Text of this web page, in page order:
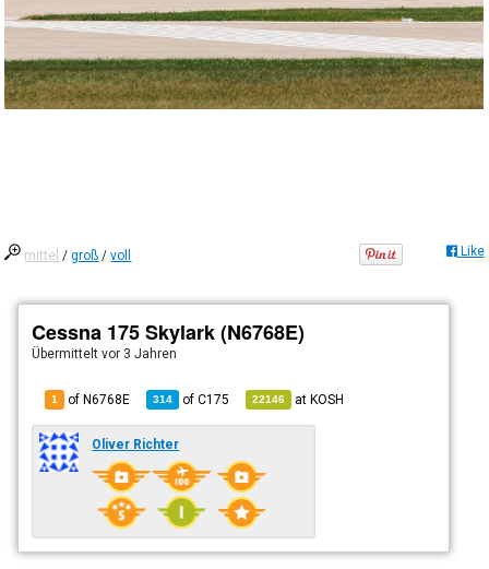
mittel /groß /voll Like
Cessna 175 Skylark (N6768E)
Übermitteltvor 3 Jahren
1 of N6768E 314 ofC175 22146 atKOSH
Oliver Richter